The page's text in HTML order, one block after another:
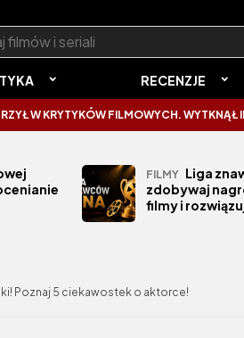
RECENZJE
FILMOWYCH. WYTKNĄŁ IM
FILMY Liga
zdobywaj
filmy i
Poznaj 5 ciekawostek o aktorce!